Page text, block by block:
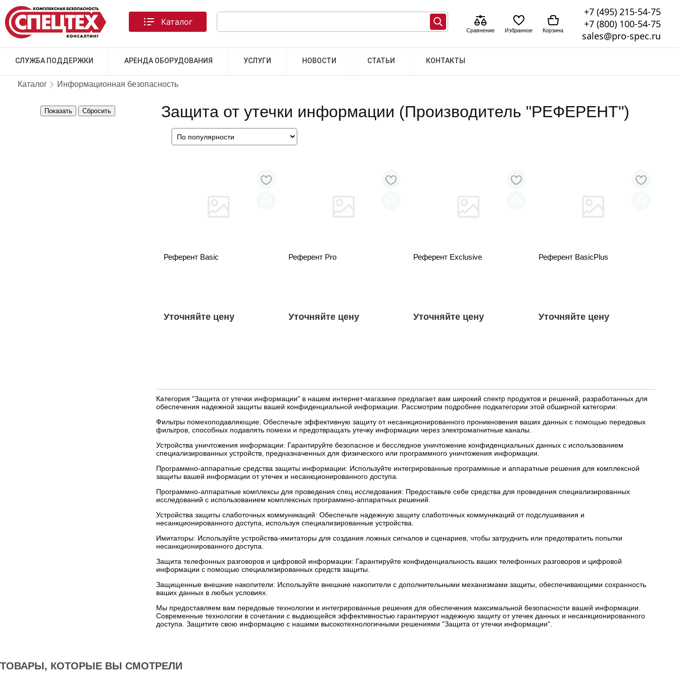
СЛУЖБА ПОДДЕРЖКИ АРЕНДА ОБОРУДОВАНИЯ УСЛУГИ НОВОСТИ СТАТЬИ КОНТАКТЫ
Каталог
Сравнение Избранное Корзина
+7 (495) 215-54-75
+7 (800) 100-54-75
sales@pro-spec.ru
Каталог Информационная безопасность
Показать Сбросить Защита от утечки информации (Производитель "РЕФЕРЕНТ")
Референт Basic
Уточняйте цену
Референт Pro
Уточняйте цену
Референт Exclusive
Уточняйте цену
Референт BasicPlus
Уточняйте цену
Категория "Защита от утечки информации" в нашем интернет-магазине предлагает вам широкий спектр продуктов и решений, разработанных для
обеспечения надежной защиты вашей конфиденциальной информации. Рассмотрим подробнее подкатегории этой обширной категории:
Фильтры помехоподавляющие: Обеспечьте эффективную защиту от несанкционированного проникновения ваших данных с помощью передовых
фильтров, способных подавлять помехи и предотвращать утечку информации через электромагнитные каналы.
Устройства уничтожения информации: Гарантируйте безопасное и бесследное уничтожение конфиденциальных данных с использованием
специализированных устройств, предназначенных для физического или программного уничтожения информации.
Программно-аппаратные средства защиты информации: Используйте интегрированные программные и аппаратные решения для комплексной
защиты вашей информации от утечек и несанкционированного доступа.
Программно-аппаратные комплексы для проведения спец исследования: Предоставьте себе средства для проведения специализированных
исследований с использованием комплексных программно-аппаратных решений.
Устройства защиты слаботочных коммуникаций: Обеспечьте надежную защиту слаботочных коммуникаций от подслушивания и
несанкционированного доступа, используя специализированные устройства.
Имитаторы: Используйте устройства-имитаторы для создания ложных сигналов и сценариев, чтобы затруднить или предотвратить попытки
несанкционированного доступа.
Защита телефонных разговоров и цифровой информации: Гарантируйте конфиденциальность ваших телефонных разговоров и цифровой
информации с помощью специализированных средств защиты.
Защищенные внешние накопители: Используйте внешние накопители с дополнительными механизмами защиты, обеспечивающими сохранность
ваших данных в любых условиях.
Мы предоставляем вам передовые технологии и интегрированные решения для обеспечения максимальной безопасности вашей информации.
Современные технологии в сочетании с выдающейся эффективностью гарантируют надежную защиту от утечек данных и несанкционированного
доступа. Защитите свою информацию с нашими высокотехнологичными решениями "Защита от утечки информации".
ТОВАРЫ, КОТОРЫЕ ВЫ СМОТРЕЛИ